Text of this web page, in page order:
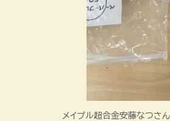
メイプル超合金安藤なつさ